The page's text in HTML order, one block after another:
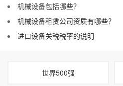
机械设备包括哪些？
机械设备租赁公司资质有哪些？
进口设备关税税率的说明
世界500强